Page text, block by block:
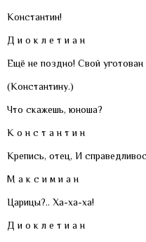
Константин!
Д и о к л е т и а н
Ещё не поздно! Свой уготован
(Константину.)
Что скажешь, юноша?
К о н с т а н т и н
Крепись, отец, И
М а к с и м и а н
Царицы?.. Ха-ха-ха!
Д и о к л е т и а н